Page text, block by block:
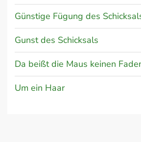
Günstige Fügung des
Gunst des Schicksals
Da beißt die Maus keinen
Um ein Haar